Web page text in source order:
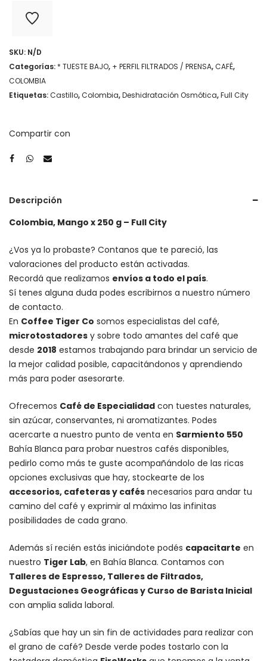
SKU: N/D
Categorías: * TUESTE BAJO, + PERFIL FILTRADOS / PRENSA,CAFÉ,
COLOMBIA
Etiquetas:Castillo,Colombia,Deshidratación Osmótica,Full City
Compartir con
Descripción
Colombia, Mango x 250 g – Full City
¿Vos ya lo probaste? Contanos que te pareció, las
valoraciones del producto están activadas.
Recordá que realizamos envíos a todo el país.
Sí tenes alguna duda podes escribirnos a nuestro número
de contacto.
En Coffee Tiger Co somos especialistas del café,
microtostadores y sobre todo amantes del café que
desde 2018 estamos trabajando para brindar un servicio de
la mejor calidad posible, capacitándonos y aprendiendo
más para poder asesorarte.
Ofrecemos Café de Especialidad con tuestes naturales,
sin azúcar, conservantes, ni aromatizantes. Podes
acercarte a nuestro punto de venta en Sarmiento 550
Bahía Blanca para probar nuestros cafés disponibles,
pedirlo como más te guste acompañándolo de las ricas
opciones exclusivas que hay, stockearte de los
accesorios, cafeteras y cafés necesarios para andar tu
camino del café y exprimir al máximo las infinitas
posibilidades de cada grano.
Además sí recién estás iniciándote podés capacitarte en
nuestro Tiger Lab, en Bahía Blanca. Contamos con
Talleres de Espresso, Talleres de Filtrados,
Degustaciones Geográficas y Curso de Barista Inicial
con amplia salida laboral.
¿Sabías que hay un sin fin de actividades para realizar con
el grano de café? Desde verde podes tostarlo con la